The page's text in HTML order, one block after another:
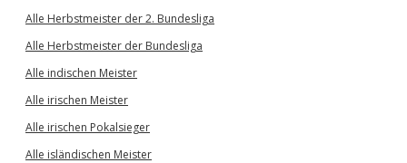
Alle Herbstmeister der 2. Bundesliga
Alle Herbstmeister der Bundesliga
Alle indischen Meister
Alle irischen Meister
Alle irischen Pokalsieger
Alle isländischen Meister